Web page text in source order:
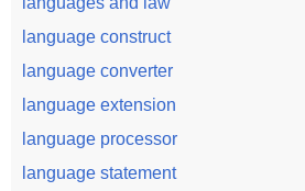
language construct
language converter
language extension
language processor
language statement